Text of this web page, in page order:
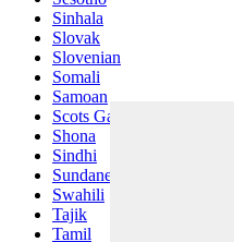
Sinhala
Slovak
Slovenian
Somali
Samoan
Scots Gaelic
Shona
Sindhi
Sundanese
Swahili
Tajik
Tamil